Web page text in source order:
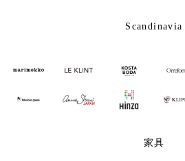
Scandinavia
家具